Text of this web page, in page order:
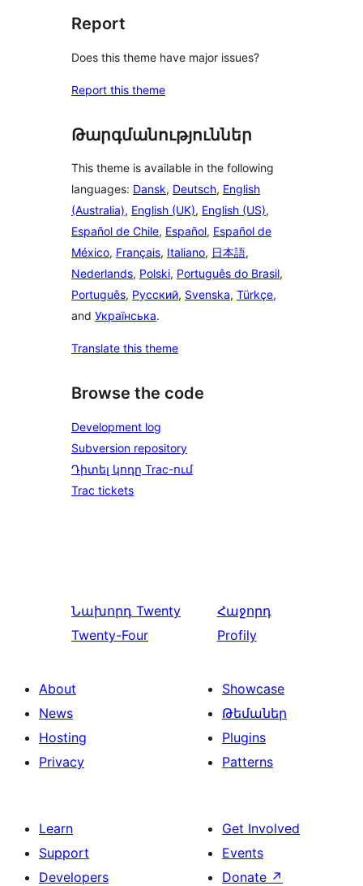
Report
Does this theme have major issues?
Report this theme
Թարգմանություններ
This theme is available in the following
languages: Dansk, Deutsch, English
(Australia), English (UK), English (US),
Español de Chile, Español, Español de
México, Français, Italiano, 日本語,
Nederlands, Polski, Português do Brasil,
Português, Русский, Svenska, Türkçe,
and Українська.
Translate this theme
Browse the code
Development log
Subversion repository
Դիտել կոդը Trac-ում
Trac tickets
Նախորդ Twenty
Twenty-Four
Հաջորդ
Profily
About
News
Hosting
Privacy
Showcase
Թեմաներ
Plugins
Patterns
Learn
Support
Developers
Get Involved
Events
Donate ↗